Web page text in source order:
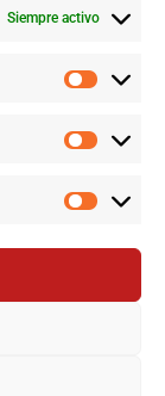
Siempre activo
sin perder su